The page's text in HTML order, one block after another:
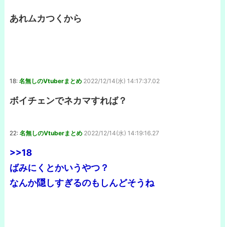
あれムカつくから
18: 名無しのVtuberまとめ 2022/12/14(水) 14:17:37.02
ボイチェンでネカマすれば？
22: 名無しのVtuberまとめ 2022/12/14(水) 14:19:16.27
>>18
ばみにくとかいうやつ？
なんか隠しすぎるのもしんどそうね